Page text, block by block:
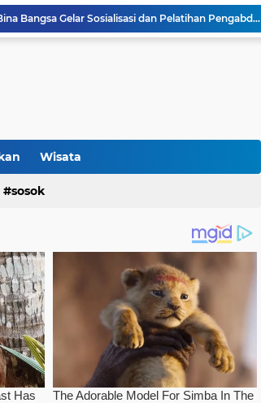
KKM 49 Universitas Bina Bangsa Gelar Sosialisasi dan Pelatihan Pengabdian kepada Masyarakat di Pondok Pesantren Karya Mandiri
Polisi Berhasil Ungkap Peredaran Gelap Narkotika, Terduga Pelaku dan Sejumlah Barang Bukti Diamankan
Sosialisasi Tanaman Obat Keluarga (TOGA), Mahasiswa KKM 49 Universitas Bina Bangsa Dorong Pemanfaatan Pekarangan untuk Kesehatan Keluarga
Wisata
sosok